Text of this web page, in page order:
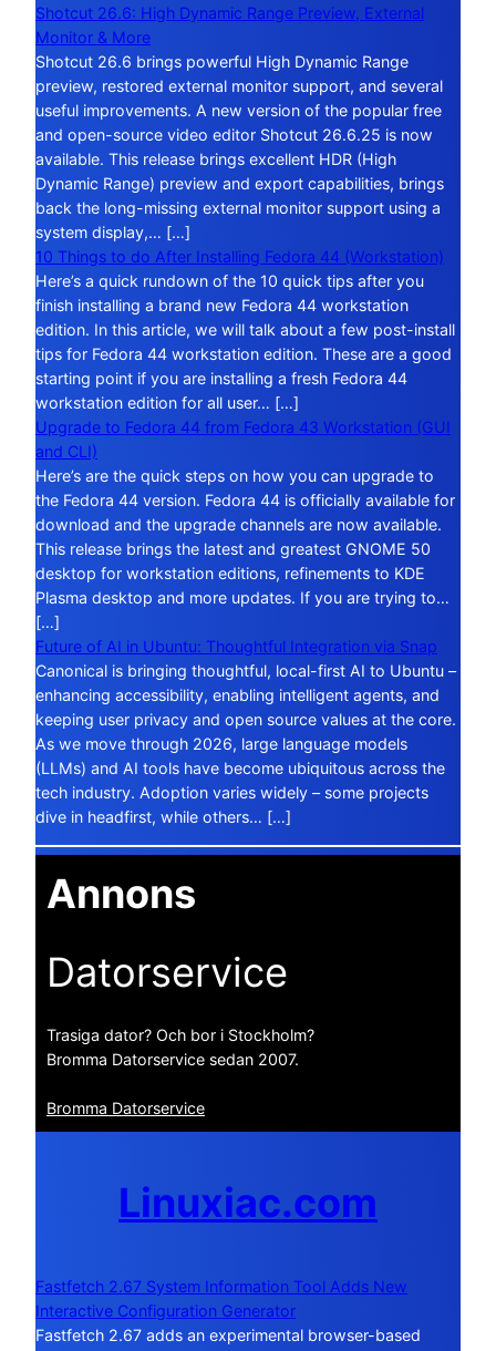
Shotcut 26.6: High Dynamic Range Preview, External
Monitor & More
Shotcut 26.6 brings powerful High Dynamic Range
preview, restored external monitor support, and several
useful improvements. A new version of the popular free
and open-source video editor Shotcut 26.6.25 is now
available. This release brings excellent HDR (High
Dynamic Range) preview and export capabilities, brings
back the long-missing external monitor support using a
system display,… […]
10 Things to do After Installing Fedora 44 (Workstation)
Here’s a quick rundown of the 10 quick tips after you
finish installing a brand new Fedora 44 workstation
edition. In this article, we will talk about a few post-install
tips for Fedora 44 workstation edition. These are a good
starting point if you are installing a fresh Fedora 44
workstation edition for all user… […]
Upgrade to Fedora 44 from Fedora 43 Workstation (GUI
and CLI)
Here’s are the quick steps on how you can upgrade to
the Fedora 44 version. Fedora 44 is officially available for
download and the upgrade channels are now available.
This release brings the latest and greatest GNOME 50
desktop for workstation editions, refinements to KDE
Plasma desktop and more updates. If you are trying to…
[…]
Future of AI in Ubuntu: Thoughtful Integration via Snap
Canonical is bringing thoughtful, local-first AI to Ubuntu –
enhancing accessibility, enabling intelligent agents, and
keeping user privacy and open source values at the core.
As we move through 2026, large language models
(LLMs) and AI tools have become ubiquitous across the
tech industry. Adoption varies widely – some projects
dive in headfirst, while others… […]
Annons
Datorservice
Trasiga dator? Och bor i Stockholm?
Bromma Datorservice sedan 2007.
Bromma Datorservice
Linuxiac.com
Fastfetch 2.67 System Information Tool Adds New
Interactive Configuration Generator
Fastfetch 2.67 adds an experimental browser-based